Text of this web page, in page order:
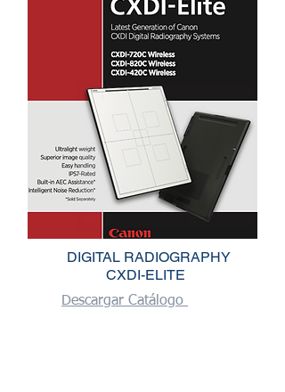
DIGITAL RADIOGRAPHY
CXDI-ELITE
Descargar Catálogo